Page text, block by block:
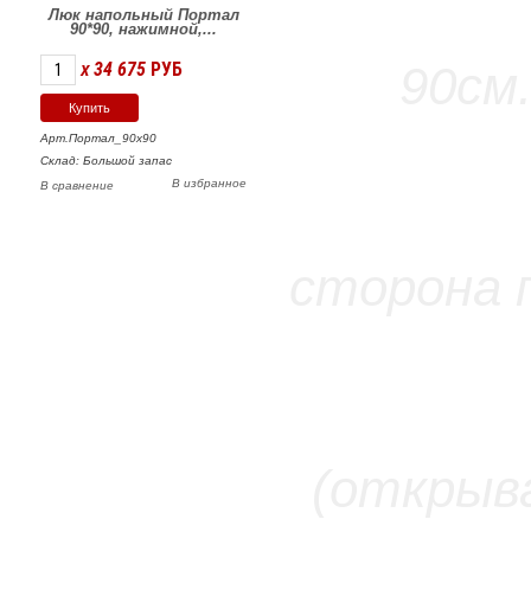
Люк напольный Портал
90*90, нажимной,...
X 34 675 РУБ
Арт.Портал_90х90
Склад: Большой запас
В избранное
В сравнение